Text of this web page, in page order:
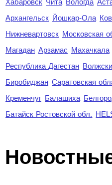
Хабаровск Чита Вологда
Архангельск Йошкар-Ола
Нижневартовск Московская
Магадан Арзамас Махачкала
Республика Дагестан
Биробиджан Саратовская
Кременчуг Балашиха
Батайск Ростовской обл.